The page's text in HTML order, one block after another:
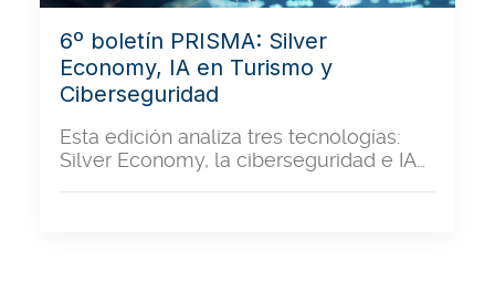
6º boletín PRISMA: Silver
Economy, IA en Turismo y
Ciberseguridad
Esta edición analiza tres tecnologías:
Silver Economy, la ciberseguridad e IA…